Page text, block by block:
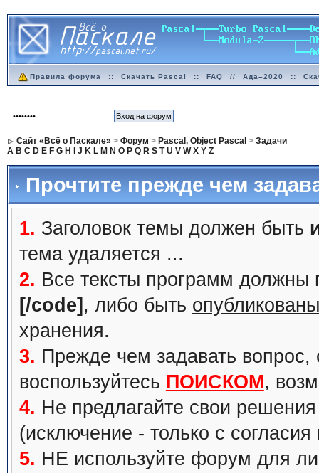
Правила форума :: Скачать Pascal :: FAQ // Ада–2020 ::
Сайт «Всё о Паскале» > Форум > Pascal, Object Pascal > Задачи
A B C D E F G H J K L M N O P Q R S T U V W X Y Z
Прочтите прежде чем
1. Заголовок темы должен быть
тема удаляется ...
2. Все тексты программ должны
[/code] , либо быть
хранения.
3. Прежде чем задавать вопрос,
воспользуйтесь ПОИСКОМ,
4. Не предлагайте свои
(исключение - только с
5. НЕ используйте форум для